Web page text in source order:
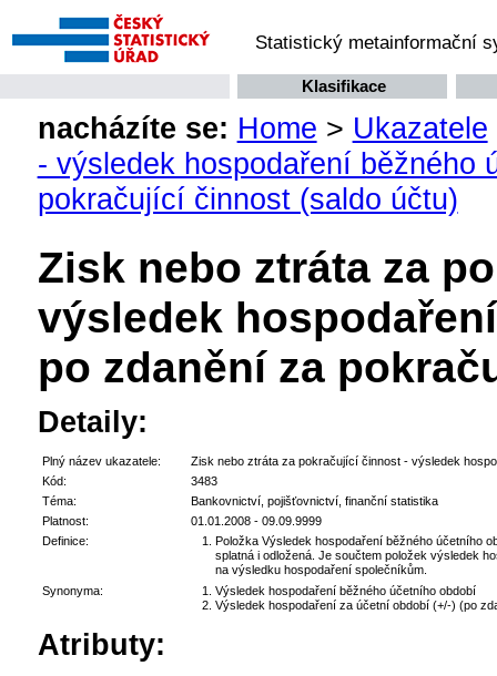
Statistický metainformační
Klasifikace
nacházíte se: Home > Ukazatele
- výsledek hospodaření běžného
pokračující činnost (saldo účtu)
Zisk nebo ztráta za
výsledek
po zdanění za
Detaily:
Plný název ukazatele:
Zisk nebo ztráta za pokračující činnost - výsledek
Kód:
3483
Téma:
Bankovnictví, pojišťovnictví, finanční statistika
Platnost:
01.01.2008 - 09.09.9999
Definice:
Položka Výsledek hospodaření běžného účetního
splatná i odložená. Je součtem položek výsledek
na výsledku hospodaření společníkům.
Synonyma:
Výsledek hospodaření běžného účetního období
Výsledek hospodaření za účetní období (+/-) (po
Atributy: